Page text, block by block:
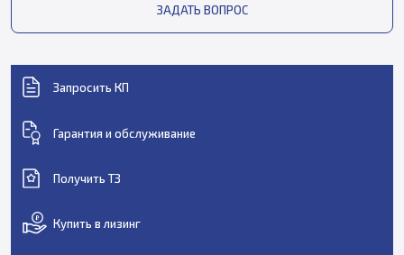
ЗАДАТЬ ВОПРОС
Запросить КП
Гарантия и обслуживание
Получить ТЗ
Купить в лизинг